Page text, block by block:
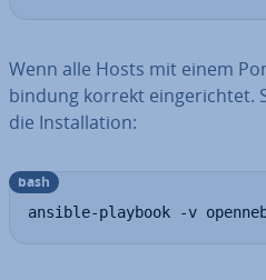
Wenn alle Hosts mit einem
bin­dung korrekt ein­ge­rich­tet.
die In­stal­la­ti­on:
ansible-playbook -v
bash